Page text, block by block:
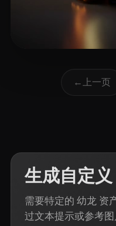
←
上一页
生成自定
需要特定的 幼龙 资
过文本提示或参考图